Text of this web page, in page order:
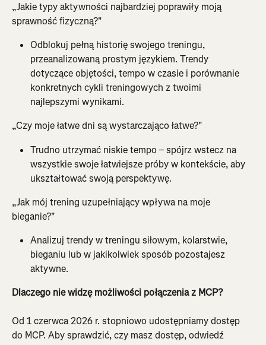
„Jakie typy aktywności najbardziej poprawiły moją
sprawność fizyczną?"
Odblokuj pełną historię swojego treningu,
przeanalizowaną prostym językiem. Trendy
dotyczące objętości, tempo w czasie i porównanie
konkretnych cykli treningowych z twoimi
najlepszymi wynikami.
„Czy moje łatwe dni są wystarczająco łatwe?"
Trudno utrzymać niskie tempo – spójrz wstecz na
wszystkie swoje łatwiejsze próby w kontekście, aby
ukształtować swoją perspektywę.
„Jak mój trening uzupełniający wpływa na moje
bieganie?"
Analizuj trendy w treningu siłowym, kolarstwie,
bieganiu lub w jakikolwiek sposób pozostajesz
aktywne.
Dlaczego nie widzę możliwości połączenia z MCP?
Od 1 czerwca 2026 r. stopniowo udostępniamy dostęp
do MCP. Aby sprawdzić, czy masz dostęp, odwiedź